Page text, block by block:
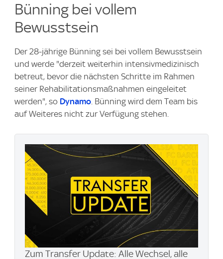
Bünning bei vollem
Bewusstsein
Der 28-jährige Bünning sei bei vollem Bewusstsein
und werde "derzeit weiterhin intensivmedizinisch
betreut, bevor die nächsten Schritte im Rahmen
seiner Rehabilitationsmaßnahmen eingeleitet
werden", so Dynamo. Bünning wird dem Team bis
auf Weiteres nicht zur Verfügung stehen.
Zum Transfer Update: Alle Wechsel, alle